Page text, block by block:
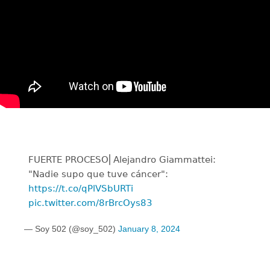
FUERTE PROCESO⎜Alejandro Giammattei:
"Nadie supo que tuve cáncer":
https://t.co/qPlVSbURTi
pic.twitter.com/8rBrcOys83
— Soy 502 (@soy_502) January 8, 2024